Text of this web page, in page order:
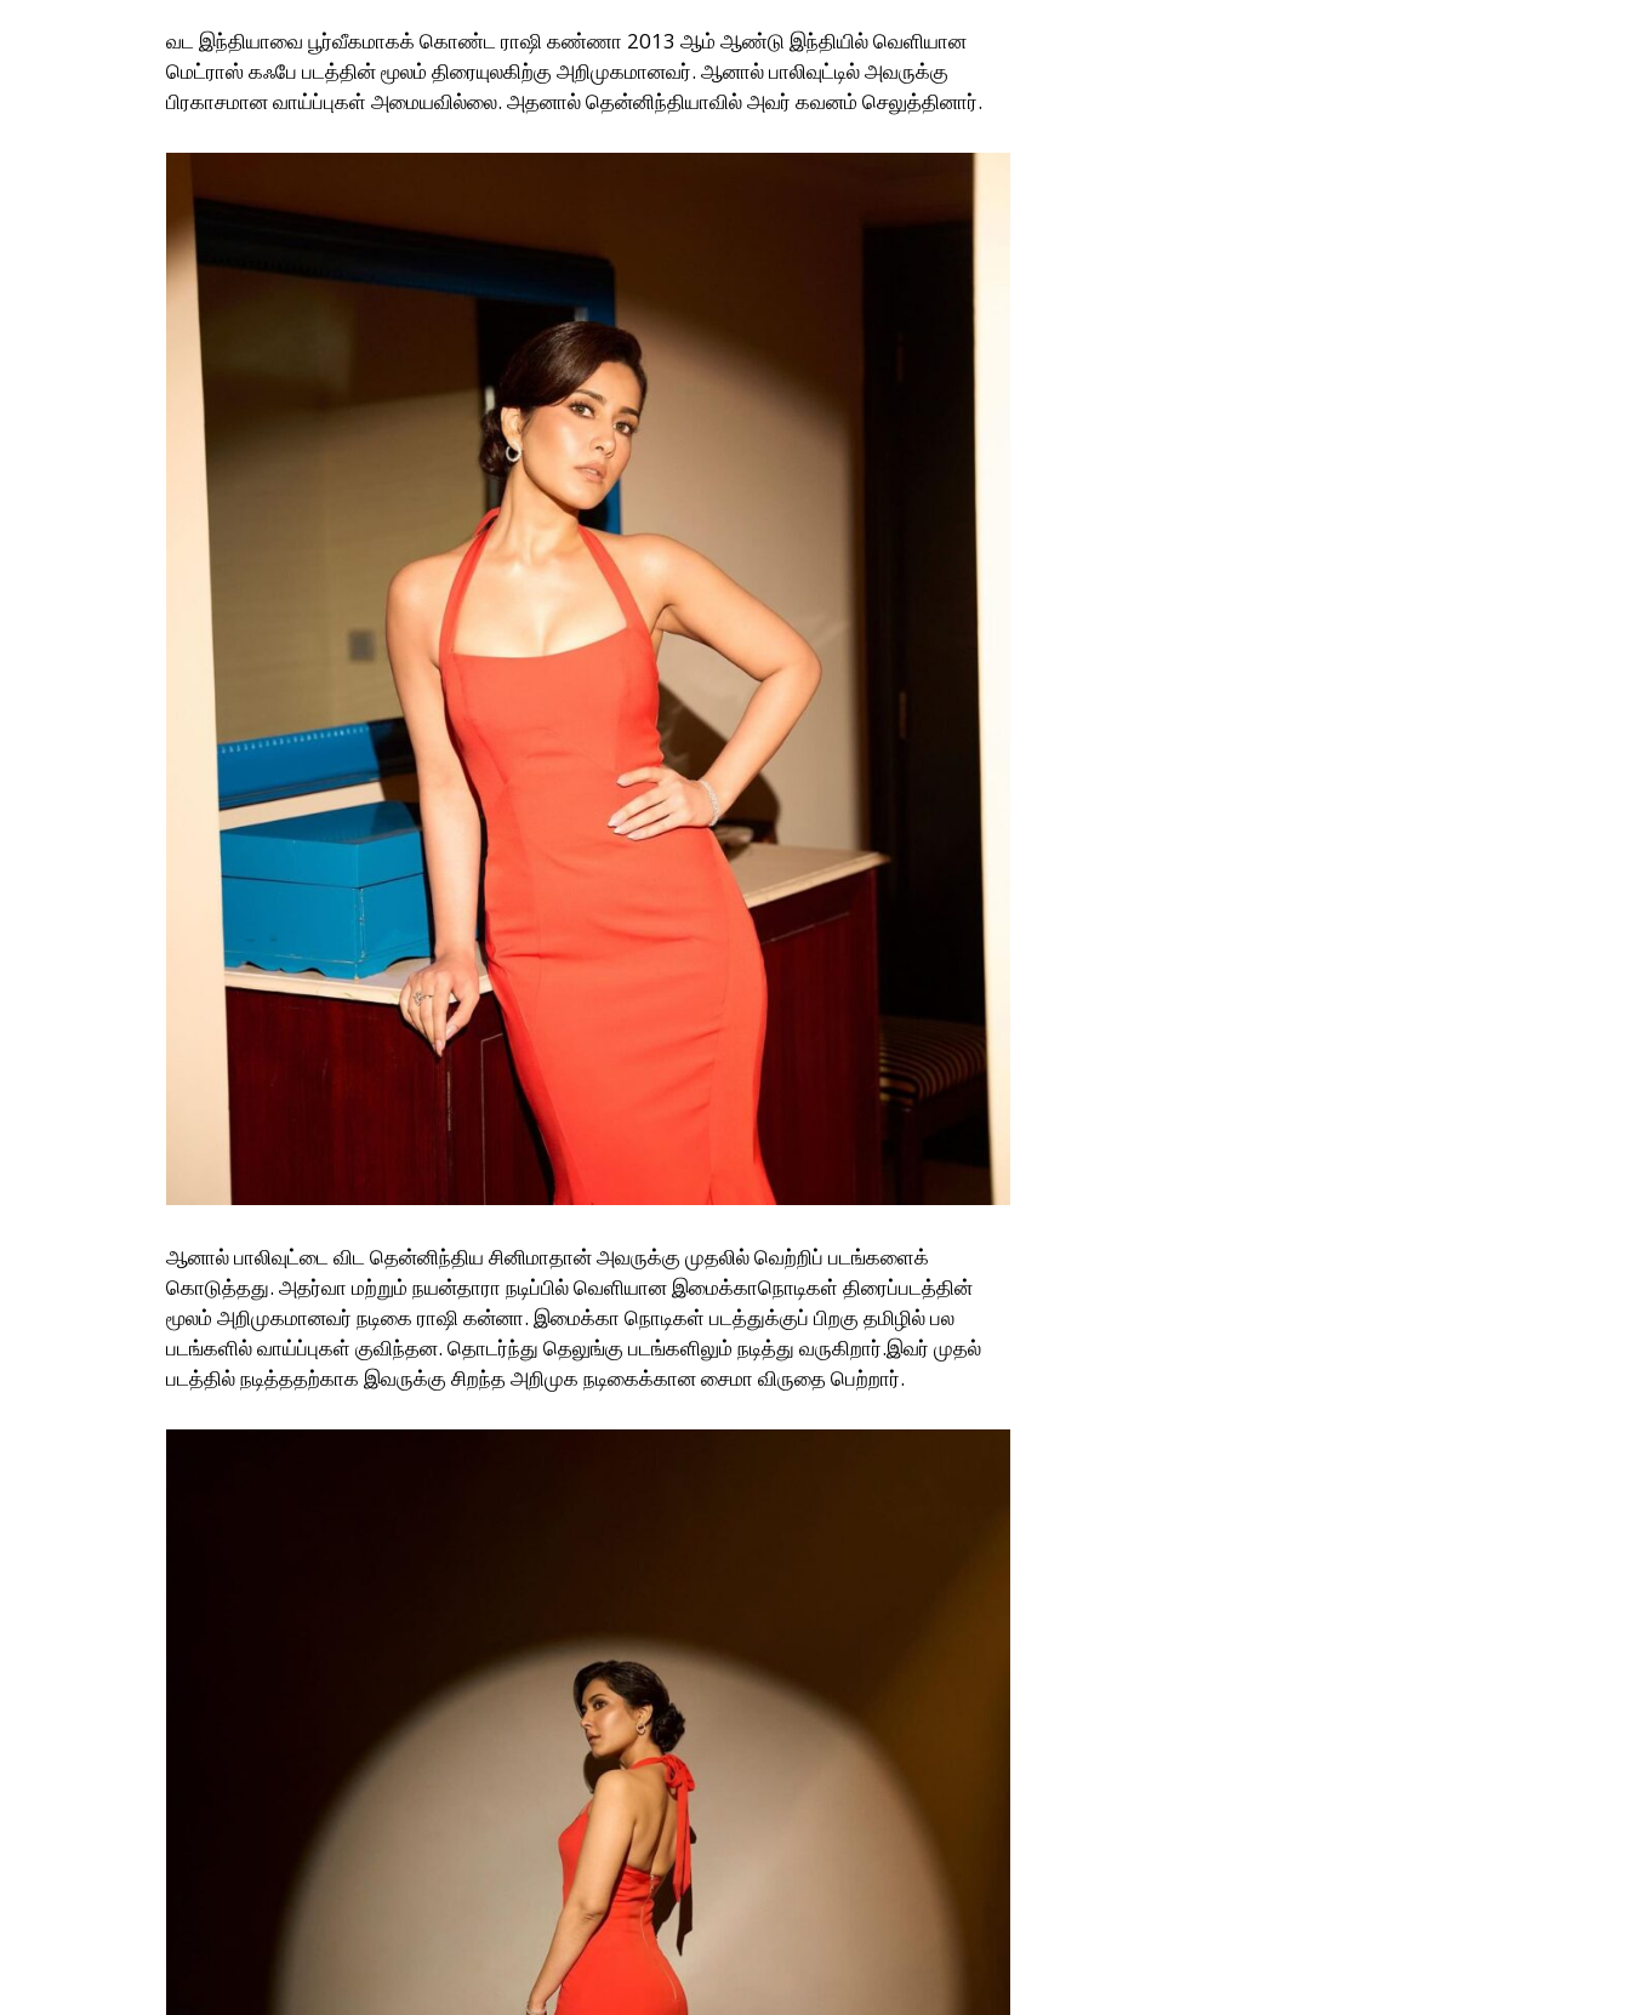
வட இந்தியாவை பூர்வீகமாகக் கொண்ட ராஷி கண்ணா 2013 ஆம் ஆண்டு இந்தியில் வெளியான
மெட்ராஸ் கஃபே படத்தின் மூலம் திரையுலகிற்கு அறிமுகமானவர்.‌ ஆனால் பாலிவுட்டில் அவருக்கு
பிரகாசமான வாய்ப்புகள் அமையவில்லை. அதனால் தென்னிந்தியாவில் அவர் கவனம் செலுத்தினார்.
ஆனால் பாலிவுட்டை விட தென்னிந்திய சினிமாதான் அவருக்கு முதலில் வெற்றிப் படங்களைக்
கொடுத்தது. அதர்வா மற்றும் நயன்தாரா நடிப்பில் வெளியான இமைக்காநொடிகள் திரைப்படத்தின்
மூலம் அறிமுகமானவர் நடிகை ராஷி கன்னா. இமைக்கா நொடிகள் படத்துக்குப் பிறகு தமிழில் பல
படங்களில் வாய்ப்புகள் குவிந்தன. தொடர்ந்து தெலுங்கு படங்களிலும் நடித்து வருகிறார்.இவர் முதல்
படத்தில் நடித்ததற்காக இவருக்கு சிறந்த அறிமுக நடிகைக்கான சைமா விருதை பெற்றார்.